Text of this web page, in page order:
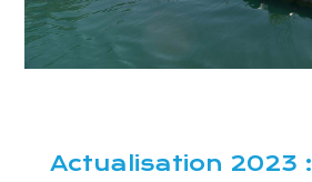
Actualisation 2023 :